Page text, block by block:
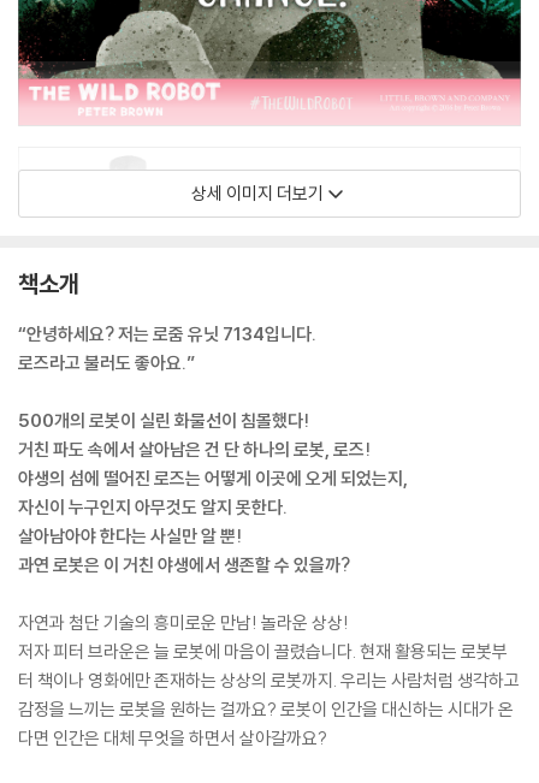
상세 이미지 더보기
책소개
“안녕하세요? 저는 로줌 유닛 7134입니다.
로즈라고 불러도 좋아요.”
500개의 로봇이 실린 화물선이 침몰했다!
거친 파도 속에서 살아남은 건 단 하나의 로봇, 로즈!
야생의 섬에 떨어진 로즈는 어떻게 이곳에 오게 되었는지,
자신이 누구인지 아무것도 알지 못한다.
살아남아야 한다는 사실만 알 뿐!
과연 로봇은 이 거친 야생에서 생존할 수 있을까?
자연과 첨단 기술의 흥미로운 만남! 놀라운 상상!
저자 피터 브라운은 늘 로봇에 마음이 끌렸습니다. 현재 활용되는 로봇부
터 책이나 영화에만 존재하는 상상의 로봇까지. 우리는 사람처럼 생각하고
감정을 느끼는 로봇을 원하는 걸까요? 로봇이 인간을 대신하는 시대가 온
다면 인간은 대체 무엇을 하면서 살아갈까요?